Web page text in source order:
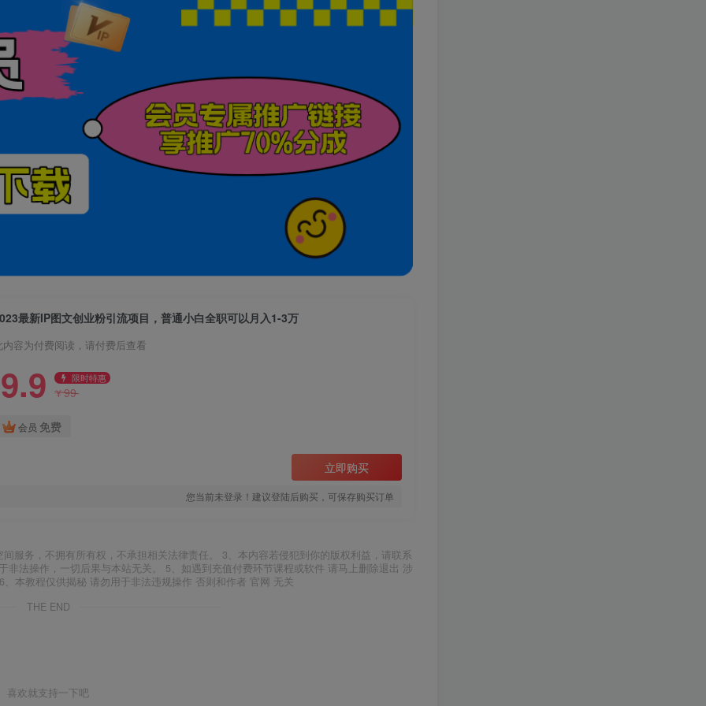
最新IP图文创业粉引流项目，普通小白全职可以月入1-3万
内容为付费阅读，请付费后查看
9.9 限时特惠
¥99
会员 免费
立即购买
您当前未登录！建议登陆后购买，可保存购买订单
服务，不拥有所有权，不承担相关法律责任。 3、本内容若侵犯到你的版权利益，请联系
法操作，一切后果与本站无关。 5、如遇到充值付费环节课程或软件 请马上删除退出 涉
本教程仅供揭秘 请勿用于非法违规操作 否则和作者 官网 无关
THE END
喜欢就支持一下吧